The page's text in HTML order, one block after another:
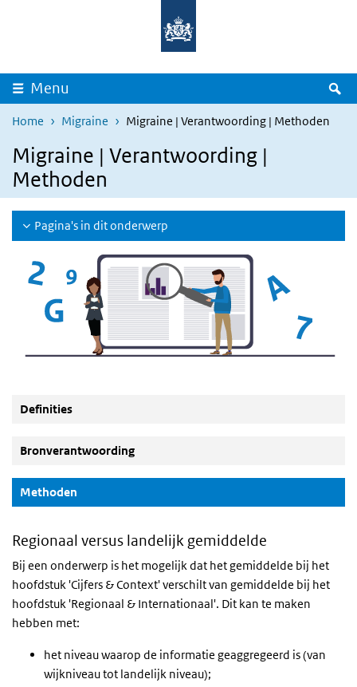
Overslaan en naar de inhoud gaan
Menu
Home Migraine Migraine | Verantwoording | Methoden
Migraine | Verantwoording |
Methoden
Pagina's in dit onderwerp
Definities
Bronverantwoording
Methoden
Regionaal versus landelijk gemiddelde
Bij een onderwerp is het mogelijk dat het gemiddelde bij het
hoofdstuk 'Cijfers & Context' verschilt van gemiddelde bij het
hoofdstuk 'Regionaal & Internationaal'. Dit kan te maken
hebben met:
het niveau waarop de informatie geaggregeerd is (van
wijkniveau tot landelijk niveau);